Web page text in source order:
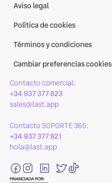
Aviso legal
Política de cookies
Términos y condiciones
Cambiar preferencias cookies
Contacto comercial:
+34 937 377 823
sales@last.app
Contacto SOPORTE 365:
+34 937 377 821
hola@last.app